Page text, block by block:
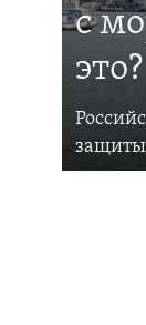
с
это?
защиты